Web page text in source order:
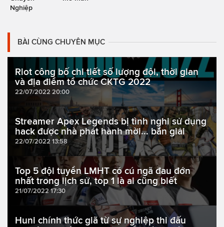
Nghiệp
BÀI CÙNG CHUYÊN MỤC
Riot công bố chi tiết số lượng đội, thời gian
và địa điểm tổ chức CKTG 2022
22/07/2022 20:00
Streamer Apex Legends bị tình nghi sử dụng
hack được nhà phát hành mời... bắn giải
22/07/2022 13:58
Top 5 đội tuyển LMHT có cú ngã đau đớn
nhất trong lịch sử, top 1 là ai cũng biết
21/07/2022 17:30
Huni chính thức giã từ sự nghiệp thi đấu